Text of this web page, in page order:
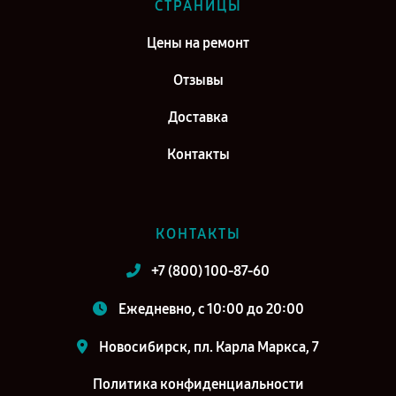
СТРАНИЦЫ
Цены на ремонт
Отзывы
Доставка
Контакты
КОНТАКТЫ
+7 (800) 100-87-60
Ежедневно, с 10:00 до 20:00
Новосибирск, пл. Карла Маркса, 7
Политика конфиденциальности